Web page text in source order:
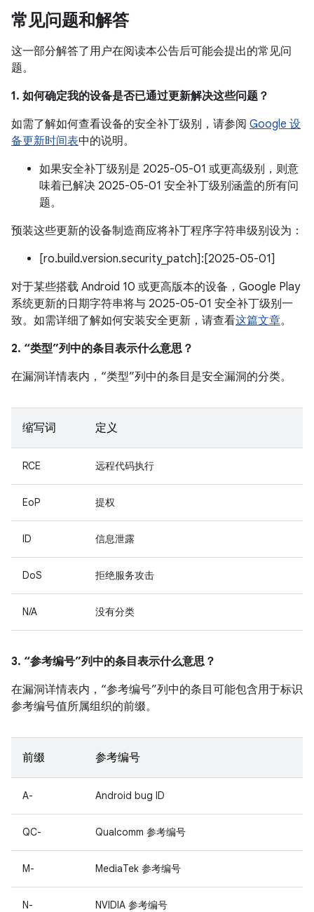
常见问题和解答
这一部分解答了用户在阅读本公告后可能会提出的常见问
题。
1. 如何确定我的设备是否已通过更新解决这些问题？
如需了解如何查看设备的安全补丁级别，请参阅 Google 设
备更新时间表中的说明。
如果安全补丁级别是 2025-05-01 或更高级别，则意
味着已解决 2025-05-01 安全补丁级别涵盖的所有问
题。
预装这些更新的设备制造商应将补丁程序字符串级别设为：
[ro.build.version.security_patch]:[2025-05-01]
对于某些搭载 Android 10 或更高版本的设备，Google Play
系统更新的日期字符串将与 2025-05-01 安全补丁级别一
致。如需详细了解如何安装安全更新，请查看这篇文章。
2. “类型”列中的条目表示什么意思？
在漏洞详情表内，“类型”列中的条目是安全漏洞的分类。
缩写词 定义
RCE 远程代码执行
EoP 提权
ID 信息泄露
DoS 拒绝服务攻击
N/A 没有分类
3. “参考编号”列中的条目表示什么意思？
在漏洞详情表内，“参考编号”列中的条目可能包含用于标识
参考编号值所属组织的前缀。
前缀 参考编号
A- Android bug ID
QC- Qualcomm 参考编号
M- MediaTek 参考编号
N- NVIDIA 参考编号